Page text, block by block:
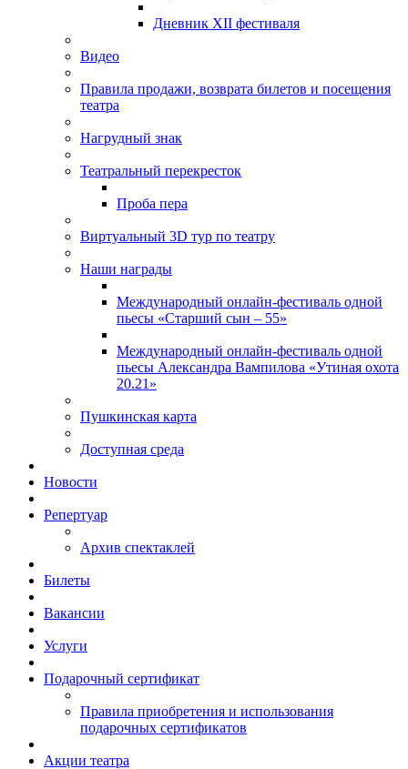
Дневник XII фестиваля
Видео
Правила продажи, возврата билетов и посещения
театра
Нагрудный знак
Театральный перекресток
Проба пера
Виртуальный 3D тур по театру
Наши награды
Международный онлайн-фестиваль одной
пьесы «Старший сын – 55»
Международный онлайн-фестиваль одной
пьесы Александра Вампилова «Утиная охота
20.21»
Пушкинская карта
Доступная среда
Новости
Репертуар
Архив спектаклей
Билеты
Вакансии
Услуги
Подарочный сертификат
Правила приобретения и использования
подарочных сертификатов
Акции театра